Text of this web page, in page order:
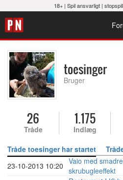
18+ | Spil ansvarligt|
toesinger
Bruger
26
Tråde
1.175
Indlæg
Tråde toesinger har startet
23-10-2013 10:20 Vaio med
skrubugleeffekt